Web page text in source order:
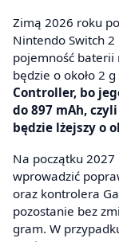
Zimą 2026 roku
Nintendo Switch 2
pojemność baterii
będzie o około 2 g
Controller, bo
do 897 mAh,
będzie lżejszy o
Na początku
wprowadzić
oraz kontrolera
pozostanie bez
gram. W